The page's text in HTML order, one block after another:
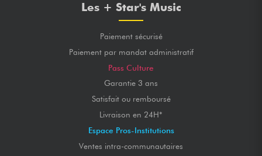
Les + Star's Music
Paiement sécurisé
Paiement par mandat administratif
Pass Culture
Garantie 3 ans
Satisfait ou remboursé
Livraison en 24H*
Espace Pros-Institutions
Ventes intra-communautaires